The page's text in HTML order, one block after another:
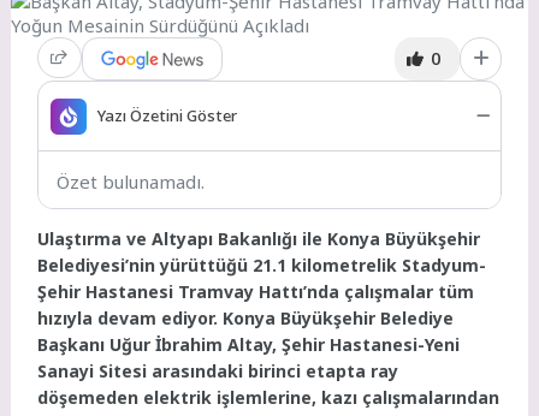
0
Yazı Özetini Göster
Özet bulunamadı.
Ulaştırma ve Altyapı Bakanlığı ile Konya Büyükşehir
Belediyesi’nin yürüttüğü 21.1 kilometrelik Stadyum-
Şehir Hastanesi Tramvay Hattı’nda çalışmalar tüm
hızıyla devam ediyor. Konya Büyükşehir Belediye
Başkanı Uğur İbrahim Altay, Şehir Hastanesi-Yeni
Sanayi Sitesi arasındaki birinci etapta ray
döşemeden elektrik işlemlerine, kazı çalışmalarından